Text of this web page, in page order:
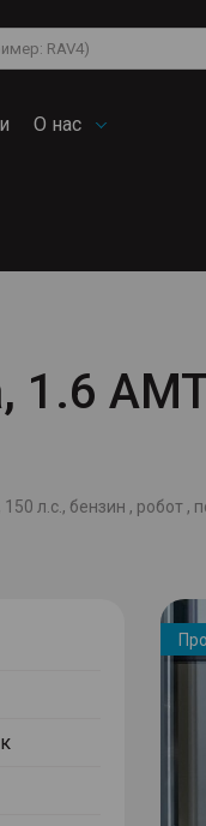
О нас
1.6
л.с., бензин , робот ,